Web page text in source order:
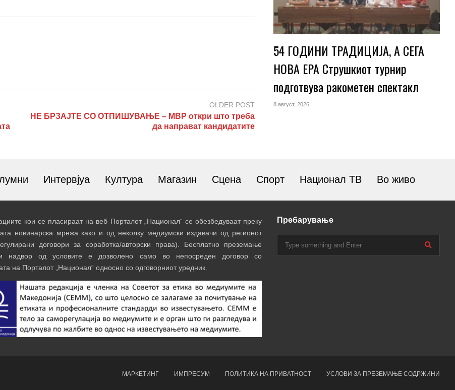
OLDER POST
НЕ БРЗАЈТЕ СО ОТПИШУВАЊЕ – МВР откри што треба
да направат кандидатите
54 ГОДИНИ ТРАДИЦИЈА, А СЕГА
НОВА ЕРА Струшкиот турнир
подготвува ракометен спектакл
8 август, 2026
Интервјуа Култура Магазин Сцена Спорт Национал ТВ Во живо
кои се пласираат на веб Порталот „Национал“ се обезбедуваат преку
новинарска мрежа како и од неколку медиумски издавачи од регионот
договори за соработка/авторски права). Бесплатно преземање
надвор од условите е дозволено само во непосреден договор со
на Порталот „Национал“ односно со одговорниот уредник.
Пребарување
МАРКЕТИНГ ИМПРЕСУМ ПОЛИТИКА НА ПРИВАТНОСТ УСЛОВИ ЗА ПРЕЗЕМАЊЕ СОДРЖИНИ